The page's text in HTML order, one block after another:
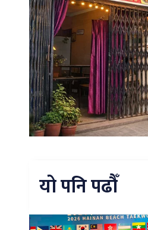
यो पनि पढौँ